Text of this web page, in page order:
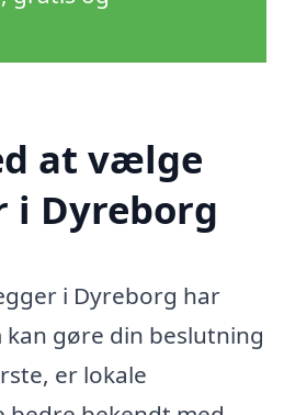
at vælge
Dyreborg
i Dyreborg har
gøre din beslutning
er lokale